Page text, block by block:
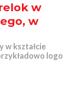
w
w
w kształcie
logo